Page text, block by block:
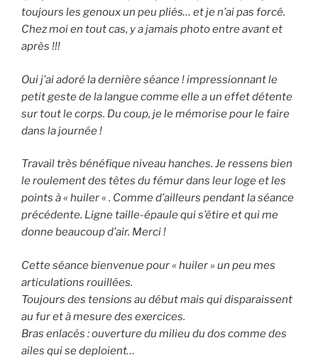
toujours les genoux un peu pliés… et je n’ai pas forcé.
Chez moi en tout cas, y a jamais photo entre avant et
après !!!
Oui j’ai adoré la dernière séance ! impressionnant le
petit geste de la langue comme elle a un effet détente
sur tout le corps. Du coup, je le mémorise pour le faire
dans la journée !
Travail très bénéfique niveau hanches. Je ressens bien
le roulement des têtes du fémur dans leur loge et les
points à « huiler « . Comme d’ailleurs pendant la séance
précédente. Ligne taille-épaule qui s’étire et qui me
donne beaucoup d’air. Merci !
Cette séance bienvenue pour « huiler » un peu mes
articulations rouillées.
Toujours des tensions au début mais qui disparaissent
au fur et à mesure des exercices.
Bras enlacés : ouverture du milieu du dos comme des
ailes qui se deploient…